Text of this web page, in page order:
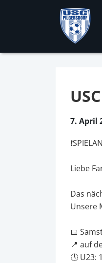
7. April
Liebe
Das
Unsere
📅
📍 auf
🕓 U23: